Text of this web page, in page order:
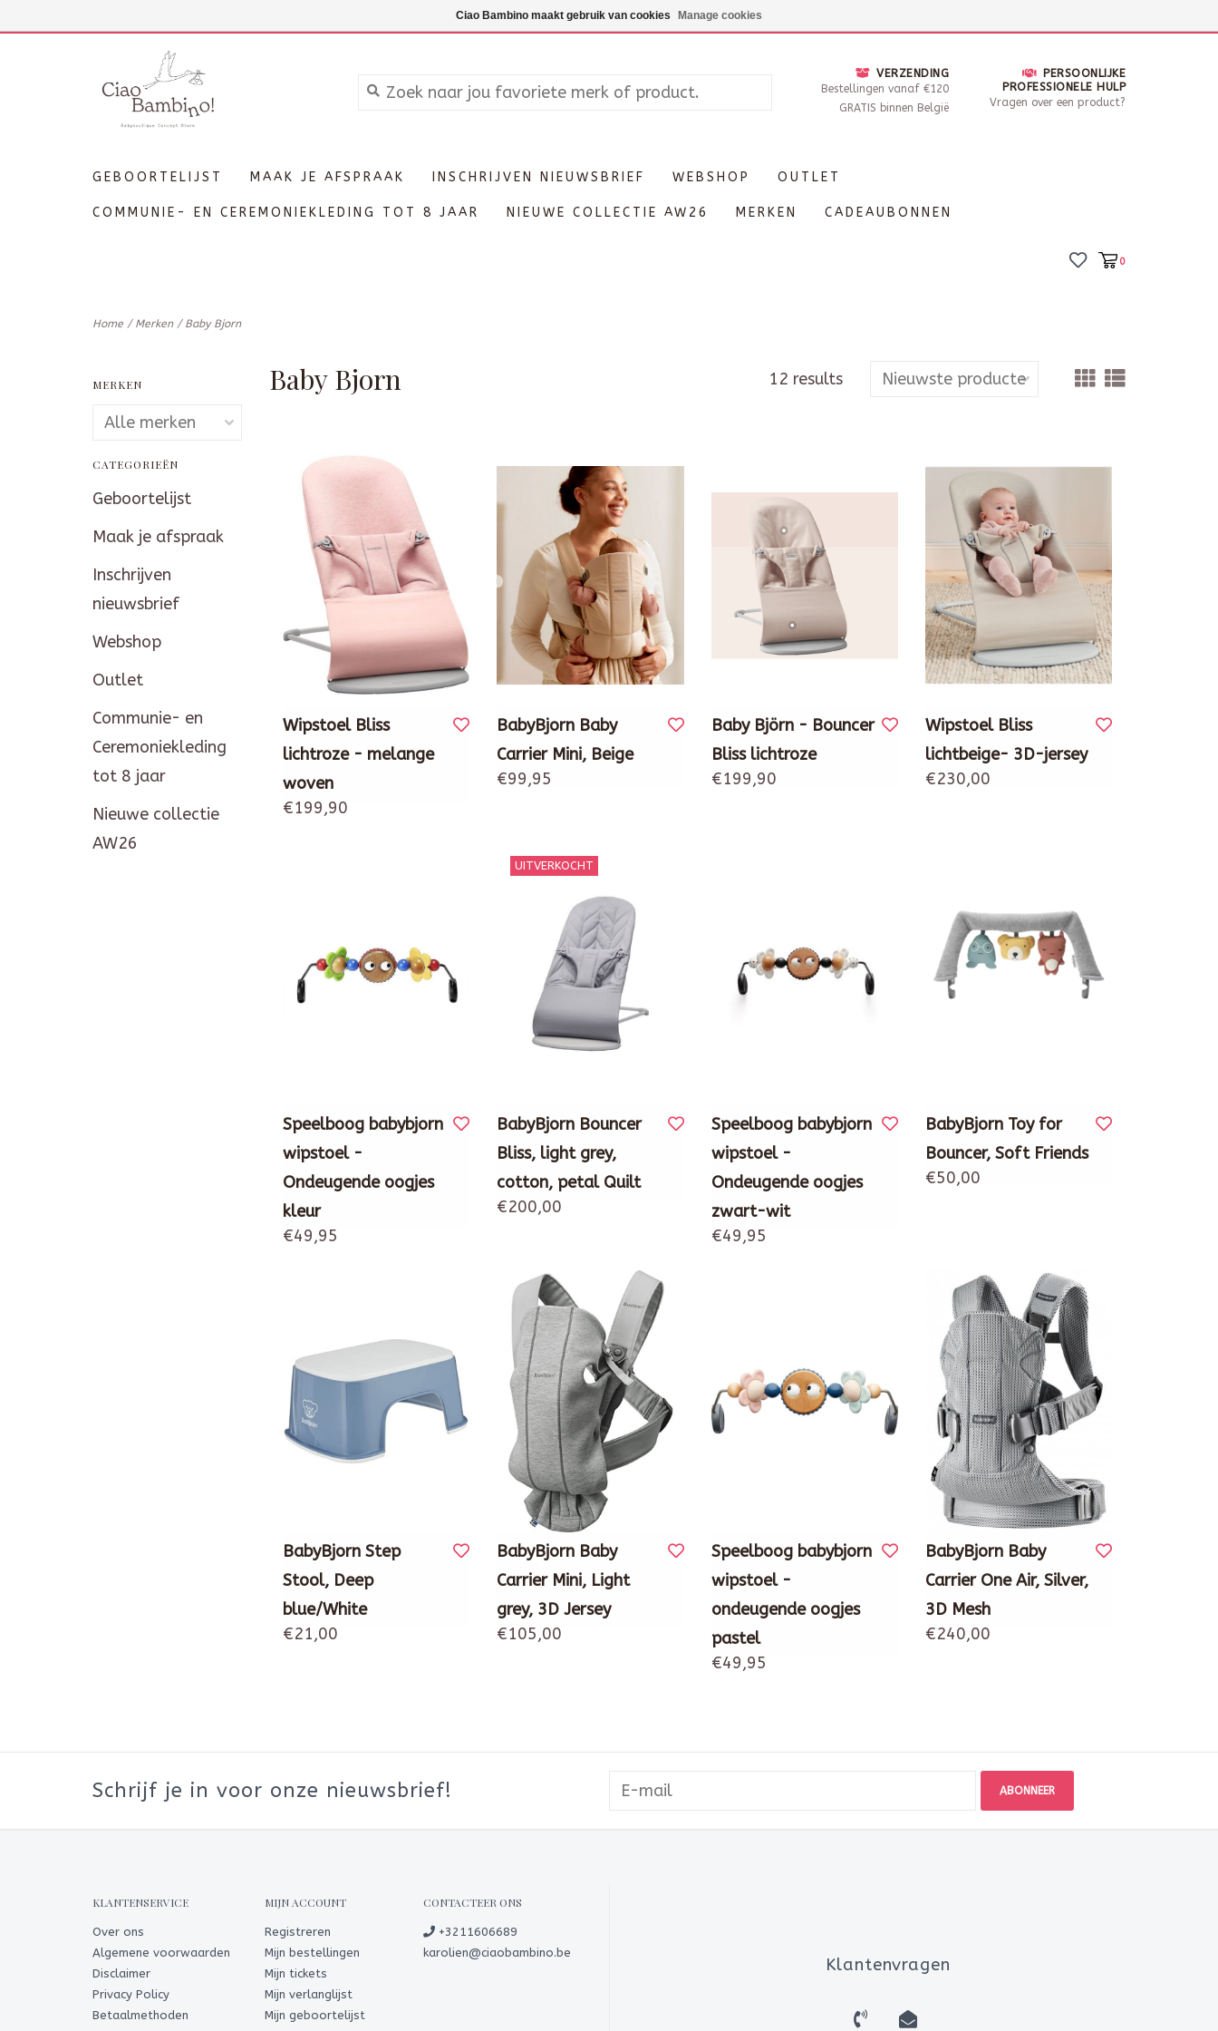
Maandag enkel op afspraak, Dinsdag - Zaterdag open van 10 - 17u30
VERZENDING
Bestellingen vanaf €120
GRATIS binnen België
PERSOONLIJKE
PROFESSIONELE HULP
Vragen over een product?
GEBOORTELIJST MAAK JE AFSPRAAK INSCHRIJVEN NIEUWSBRIEF WEBSHOP OUTLET
COMMUNIE- EN CEREMONIEKLEDING TOT 8 JAAR NIEUWE COLLECTIE AW26 MERKEN CADEAUBONNEN
0
Home / Merken/ Baby Bjorn
MERKEN
CATEGORIEËN
Geboortelijst
Maak je afspraak
Inschrijven
nieuwsbrief
Webshop
Outlet
Communie- en
Ceremoniekleding
tot 8 jaar
Nieuwe collectie
AW26
Baby Bjorn 12 results
Wipstoel Bliss
lichtroze - melange
woven
€199,90
BabyBjorn Baby
Carrier Mini, Beige
€99,95
Baby Björn - Bouncer
Bliss lichtroze
€199,90
Wipstoel Bliss
lichtbeige- 3D-jersey
€230,00
Speelboog babybjorn
wipstoel -
Ondeugende oogjes
kleur
€49,95
UITVERKOCHT
BabyBjorn Bouncer
Bliss, light grey,
cotton, petal Quilt
€200,00
Speelboog babybjorn
wipstoel -
Ondeugende oogjes
zwart-wit
€49,95
BabyBjorn Toy for
Bouncer, Soft Friends
€50,00
BabyBjorn Step
Stool, Deep
blue/White
€21,00
BabyBjorn Baby
Carrier Mini, Light
grey, 3D Jersey
€105,00
Speelboog babybjorn
wipstoel -
ondeugende oogjes
pastel
€49,95
BabyBjorn Baby
Carrier One Air, Silver,
3D Mesh
€240,00
Schrijf je in voor onze nieuwsbrief! ABONNEER
KLANTENSERVICE
Over ons
Algemene voorwaarden
Disclaimer
Privacy Policy
Betaalmethoden
MIJN ACCOUNT
Registreren
Mijn bestellingen
Mijn tickets
Mijn verlanglijst
Mijn geboortelijst
CONTACTEER ONS
+3211606689
karolien@ciaobambino.be
Klantenvragen
Ciao Bambino maakt gebruik van cookies Manage cookies